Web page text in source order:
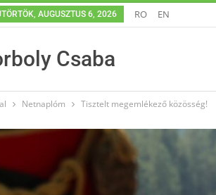
AUGUSZTUS 6, 2026 RO EN
Csaba
Netnaplóm Tisztelt megemlékező közösség!